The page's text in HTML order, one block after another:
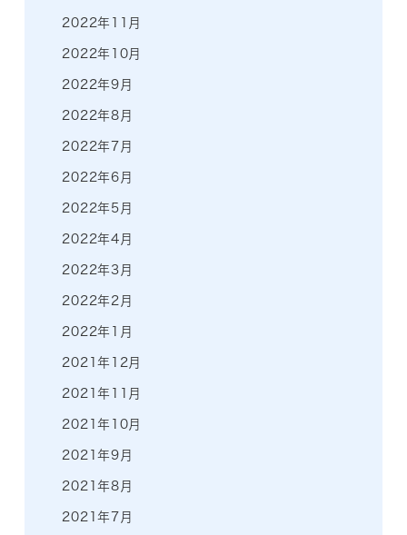
2022年11月
2022年10月
2022年9月
2022年8月
2022年7月
2022年6月
2022年5月
2022年4月
2022年3月
2022年2月
2022年1月
2021年12月
2021年11月
2021年10月
2021年9月
2021年8月
2021年7月